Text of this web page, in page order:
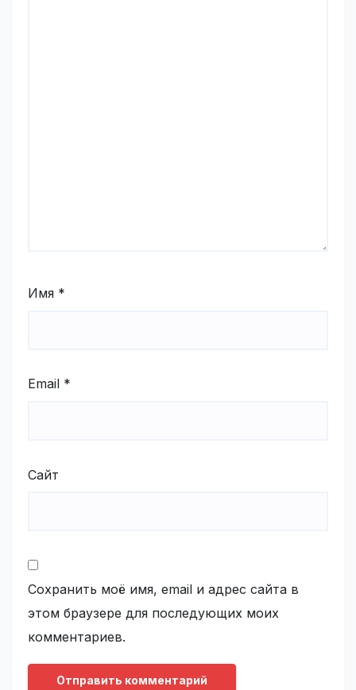
Имя *
Email *
Сайт
Сохранить моё имя, email и адрес сайта в
этом браузере для последующих моих
комментариев.